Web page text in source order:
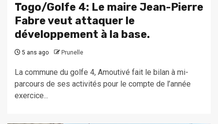
Togo/Golfe 4: Le maire Jean-Pierre
Fabre veut attaquer le
développement à la base.
5 ans ago Prunelle
La commune du golfe 4, Amoutivé fait le bilan à mi-
parcours de ses activités pour le compte de l’année
exercice...